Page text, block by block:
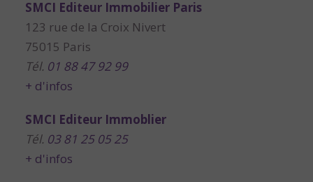
SMCI Editeur Immobilier Paris
123 rue de la Croix Nivert
75015 Paris
Tél. 01 88 47 92 99
+ d'infos
SMCI Editeur Immoblier
Tél. 03 81 25 05 25
+ d'infos